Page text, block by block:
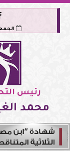
رئيس
محمد